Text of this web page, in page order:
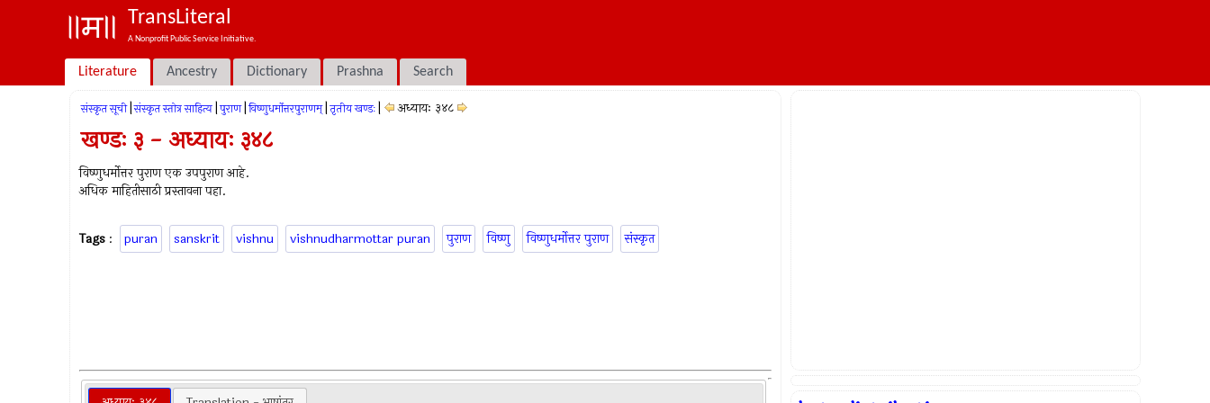
TransLiteral
A Nonprofit Public Service Initiative.
Literature Ancestry Dictionary Prashna Search
संस्कृत सूची संस्कृत स्तोत्र साहित्य पुराण विष्णुधर्मोत्तरपुराणम् तृतीय खण्डः अध्यायः ३४८
खण्डः ३ - अध्यायः ३४८
विष्णुधर्मोत्तर पुराण एक उपपुराण आहे.
अधिक माहितीसाठी प्रस्तावना पहा.
Tags : puran sanskrit vishnu vishnudharmottar puran पुराण विष्णु विष्णुधर्मोत्तर पुराण संस्कृत